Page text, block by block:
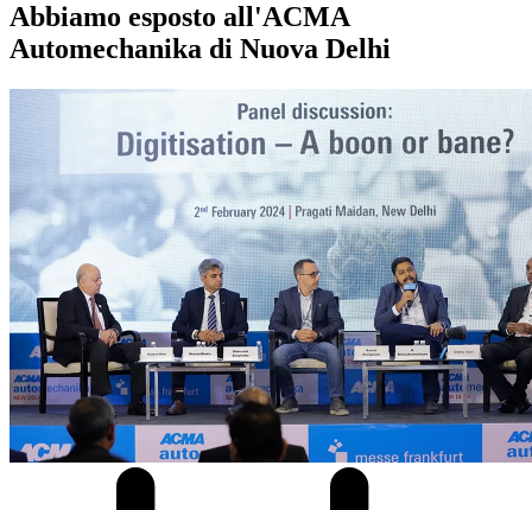
Abbiamo esposto all'ACMA
Automechanika di Nuova Delhi